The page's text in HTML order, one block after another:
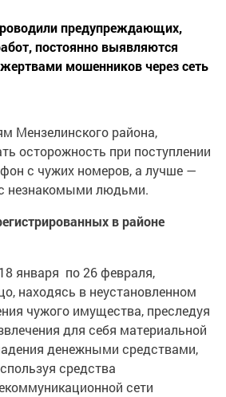
предупреждающих,
постоянно выявляются
мошенников через сеть
Мензелинского района,
осторожность при поступлении
с чужих номеров, а лучше —
с незнакомыми людьми.
в районе
января по 26 февраля,
находясь в неустановленном
чужого имущества, преследуя
для себя материальной
денежными средствами,
средства
сети